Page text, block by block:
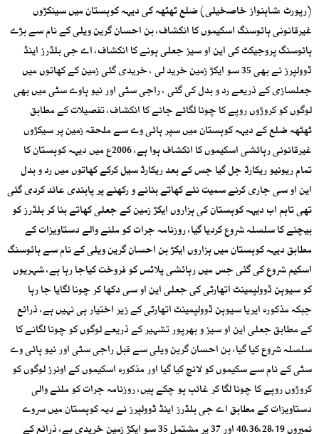
(رپورٹ :شاہنواز خاصخیلی) ضلع ٹھٹھہ کی دیہہ کوہستان میں سینکڑوں
غیرقانونی ہائوسنگ اسکیموں کا انکشاف، بن احسان گرین ویلی کے نام سے بڑے
ہائوسنگ پروجیکٹ کی این او سیز جعلی ہونے کا انکشاف، اے جی بلڈرز اینڈ
ڈوولپرز نے بھی 35 سو ایکڑ زمین خرید لی ، خریدی گئی زمین کے کھاتوں میں
جعلسازی کے ذریعے رد و بدل کی گئی ، راجی سٹی اور نیو ہاوے سٹی میں بھی
لوگوں کو کروڑوں روپے کا چونا لگائے جانے کا انکشاف، تفصیلات کے مطابق
ٹھٹھہ ضلع کے دیہہ کوہستان میں سپر ہائی وے سے ملحقہ زمین پر سیکڑوں
غیرقانونی رہائشی اسکیموں کا انکشاف ہوا ہے، 2006ع میں دیہہ کوہستان کا
تمام ریونیو ریکارڈ جل گیا جس کے بعد ریکارڈ سیل کرکے کھاتوں میں رد و بدل
این او سی جاری کرنے سمیت نئے کھاتے بنانے و رکھنے پر پابندی عائد کردی گئی
تھی تاہم اب دیہہ کوہستان کی ہزاروں ایکڑ زمین کے جعلی کھاتے بنا کر بلڈرز کو
بیچنے کا سلسلہ شروع کردیا گیا، روزنامہ جرات کو ملنے والے دستاویزات کے
مطابق دیہہ کوہستان میں ہزاروں ایکڑ بن احسان گرین ویلی کے نام سے ہائوسنگ
اسکیم شروع کی گئی جس میں رہائشی پلاٹس کو فروخت کیاجا رہا ہے، شہریوں
کو سیوہن ڈوولپمینٹ اتھارٹی کی جعلی این او سی دکھا کر چونا لگایا جا رہا
جبکہ مذکورہ ایریا سیوہن ڈوولپمینٹ اتھارٹی کے زیر اختیار ہی نہیں ہے، ذرائع
کے مطابق جعلی این او سیز و بھرپور تشہیر کے ذریعے لوگوں کو چونا لگانے کا
سلسلہ شروع کیا گیا، بن احسان گرین ویلی سے قبل راجی سٹی اور نیو ہائی وے
سٹی کے نام سے سکیموں کو لانچ کیا گیا اور مذکورہ اسکیموں کے اونرز لوگوں کو
کروڑوں روپے کا چونا لگا کر غائب ہو چکے ہیں، روزنامہ جرات کو ملنے والی
دستاویزات کے مطابق اے جی بلڈرز اینڈ ڈوولپرز نے دیہ کوہستان میں سروے